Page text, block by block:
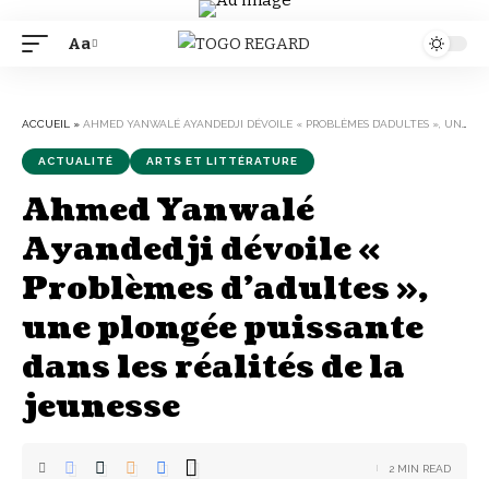
Font
Aa
ACCUEIL » AHMED YANWALÉ AYANDEDJI DÉVOILE « PROBLÈMES D’ADULTES », UNE PLONGÉE PUISSANTE DANS LES RÉALITÉS DE LA JEUNESSE
ACTUALITÉ ARTS ET LITTÉRATURE
Ahmed Yanwalé
Ayandedji dévoile «
Problèmes d’adultes »,
une plongée puissante
dans les réalités de la
jeunesse
2 MIN READ